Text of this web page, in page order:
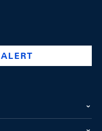
swiss-national-
@swissnationalbank